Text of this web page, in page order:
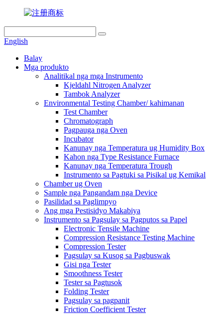
English
Balay
Mga produkto
Analitikal nga mga Instrumento
Kjeldahl Nitrogen Analyzer
Tambok Analyzer
Environmental Testing Chamber/ kahimanan
Test Chamber
Chromatograph
Pagpauga nga Oven
Incubator
Kanunay nga Temperatura ug Humidity Box
Kahon nga Type Resistance Furnace
Kanunay nga Temperatura Trough
Instrumento sa Pagtuki sa Pisikal ug Kemikal
Chamber ug Oven
Sample nga Pangandam nga Device
Pasilidad sa Paglimpyo
Ang mga Pestisidyo Makabiya
Instrumento sa Pagsulay sa Pagputos sa Papel
Electronic Tensile Machine
Compression Resistance Testing Machine
Compression Tester
Pagsulay sa Kusog sa Pagbuswak
Gisi nga Tester
Smoothness Tester
Tester sa Pagtusok
Folding Tester
Pagsulay sa pagpanit
Friction Coefficient Tester